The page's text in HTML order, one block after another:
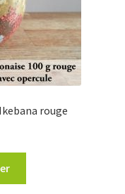
rouge